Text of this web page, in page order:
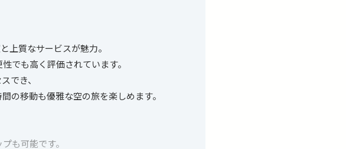
上質なサービスが魅力。
でも高く評価されています。
でき、
の移動も優雅な空の旅を楽しめます。
も可能です。